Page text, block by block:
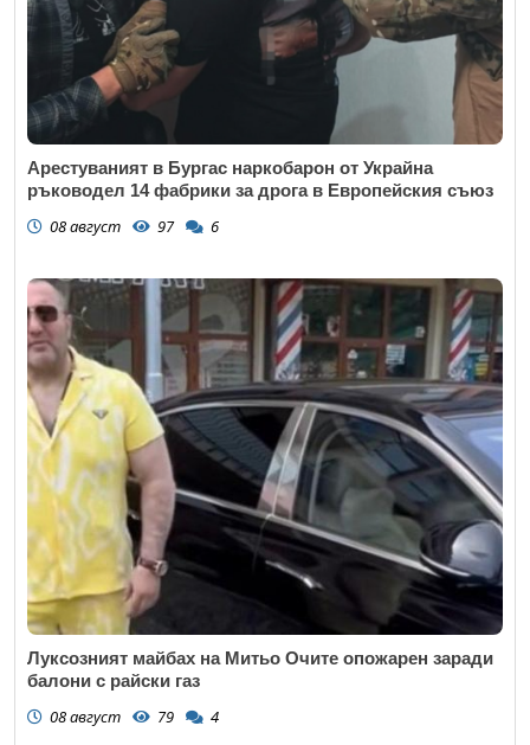
Арестуваният в Бургас наркобарон от Украйна
ръководел 14 фабрики за дрога в Европейския съюз
08 август 97 6
Луксозният майбах на Митьо Очите опожарен заради
балони с райски газ
08 август 79 4